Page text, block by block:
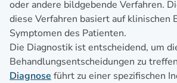
oder andere bildgebende Verfahren.
diese Verfahren basiert auf klinischen
Symptomen des Patienten.
Die Diagnostik ist entscheidend, um
Behandlungsentscheidungen zu
Diagnose führt zu einer spezifischen